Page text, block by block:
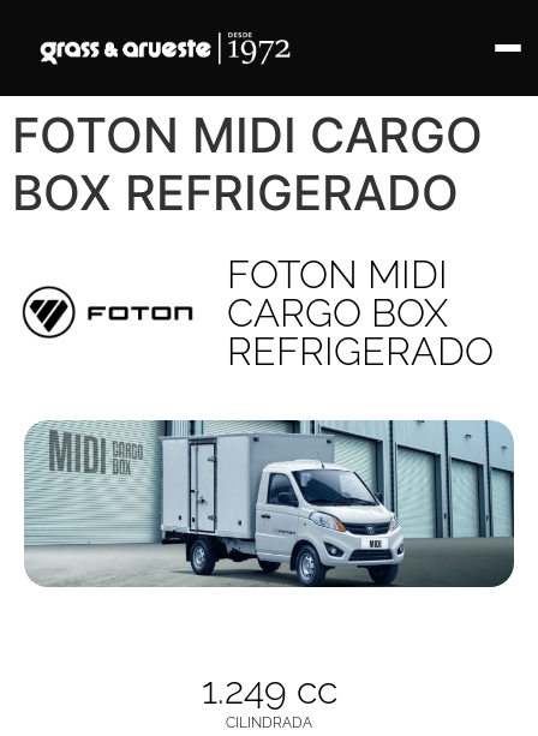
FOTON MIDI CARGO
BOX REFRIGERADO
FOTON MIDI
CARGO BOX
REFRIGERADO
1.249 cc
CILINDRADA